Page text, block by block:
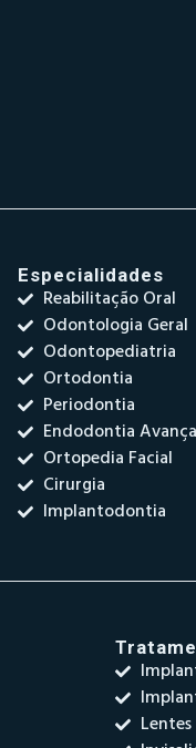
Especialidades
Reabilitação Oral
Odontologia Geral
Odontopediatria
Ortodontia
Periodontia
Endodontia
Ortopedia Facial
Cirurgia
Implantodontia